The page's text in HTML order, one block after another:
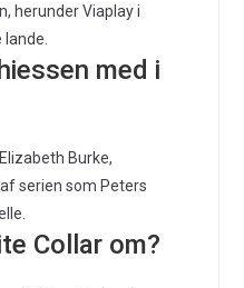
herunder Viaplay i
med i
Burke,
serien som Peters
Collar om?